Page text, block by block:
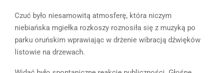
Czuć było niesamowitą atmosferę, która niczym
niebiańska mgiełka rozkoszy roznosiła się z muzyką po
parku oruńskim wprawiając w drżenie wibracją dźwięków
listowie na drzewach.